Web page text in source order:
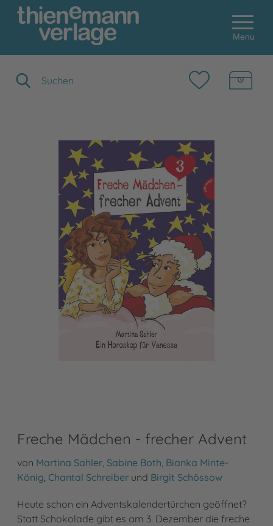
Menu
Freche Mädchen - frecher Advent
von Martina Sahler Sabine Both Bianka Minte-
König Chantal Schreiber und Birgit Schössow
Heute schon ein Adventskalendertürchen geöffnet?
Statt Schokolade gibt es am 3. Dezember die freche